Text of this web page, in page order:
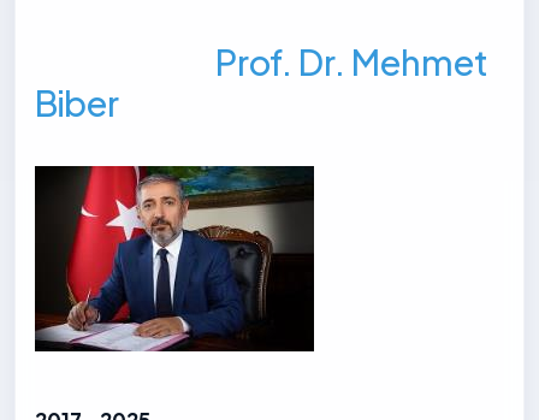
Prof. Dr. Mehmet
Biber